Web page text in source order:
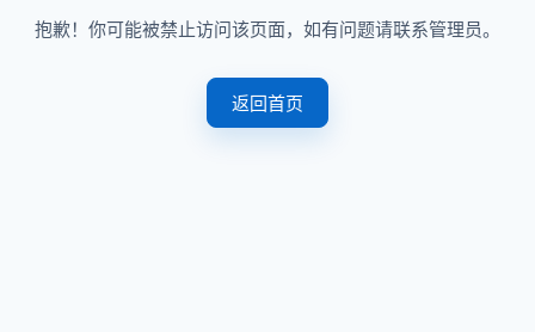
抱歉！你可能被禁止访问该页面，如有问题请联系管理员。
返回首页